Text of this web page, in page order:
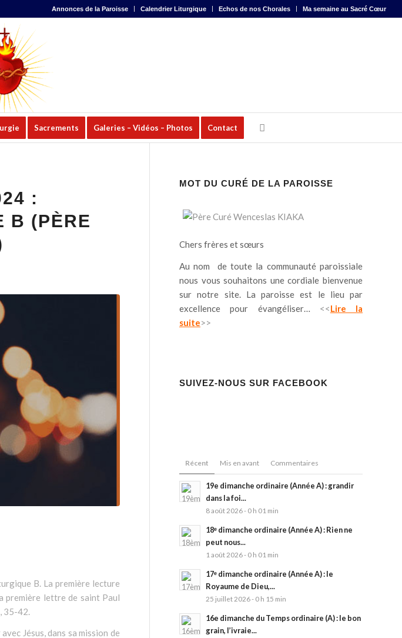
Annonces de la Paroisse Calendrier Liturgique Echos de nos Chorales Ma semaine au Sacré Cœur
Sacrements Galeries – Vidéos – Photos Contact
:
B (PÈRE
B. La première lecture
première lettre de saint Paul
35-42.
Jésus, dans sa mission de
MOT DU CURÉ DE LA PAROISSE
Chers frères et sœurs
Au nom de toute la communauté paroissiale
nous vous souhaitons une cordiale bienvenue
sur notre site. La paroisse est le lieu par
excellence pour évangéliser…
<<Lire la
suite>>
SUIVEZ-NOUS SUR FACEBOOK
Récent Mis en avant Commentaires
19e dimanche ordinaire (Année A) : grandir
dans la foi...
8 août 2026 - 0 h 01 min
18ᵉ dimanche ordinaire (Année A) : Rien ne
peut nous...
1 août 2026 - 0 h 01 min
17ᵉ dimanche ordinaire (Année A) : le
Royaume de Dieu,...
25 juillet 2026 - 0 h 15 min
16e dimanche du Temps ordinaire (A) : le bon
grain, l’ivraie...